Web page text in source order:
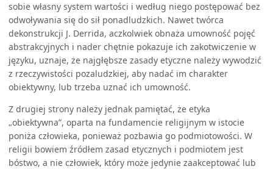
sobie własny system wartości i według niego postępować bez
odwoływania się do sił ponadludzkich. Nawet twórca
dekonstrukcji J. Derrida, aczkolwiek obnaża umowność pojęć
abstrakcyjnych i nader chętnie pokazuje ich zakotwiczenie w
języku, uznaje, że najgłębsze zasady etyczne należy wywodzić
z rzeczywistości pozaludzkiej, aby nadać im charakter
obiektywny, lub trzeba uznać ich umowność.
Z drugiej strony należy jednak pamiętać, że etyka
„obiektywna”, oparta na fundamencie religijnym w istocie
poniża człowieka, ponieważ pozbawia go podmiotowości. W
religii bowiem źródłem zasad etycznych i podmiotem jest
bóstwo, a nie człowiek, który może jedynie zaakceptować lub